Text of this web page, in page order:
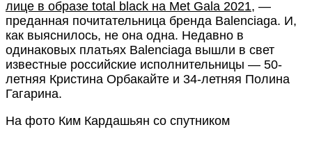
лице в образе total black на Met Gala 2021, —
преданная почитательница бренда Balenciaga. И,
как выяснилось, не она одна. Недавно в
одинаковых платьях Balenciaga вышли в свет
известные российские исполнительницы — 50-
летняя Кристина Орбакайте и 34-летняя Полина
Гагарина.
На фото Ким Кардашьян со спутником